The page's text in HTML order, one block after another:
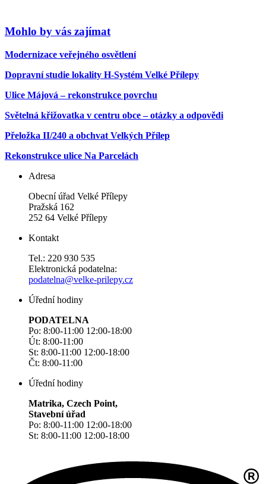
Mohlo by vás zajímat
Modernizace veřejného osvětlení
Dopravní studie lokality H-Systém Velké Přílepy
Ulice Májová – rekonstrukce povrchu
Světelná křižovatka v centru obce – otázky a odpovědi
Přeložka II/240 a obchvat Velkých Přílep
Rekonstrukce ulice Na Parcelách
Adresa
Obecní úřad Velké Přílepy
Pražská 162
252 64 Velké Přílepy
Kontakt
Tel.: 220 930 535
Elektronická podatelna:
podatelna@velke-prilepy.cz
Úřední hodiny
PODATELNA
Po: 8:00-11:00 12:00-18:00
Út: 8:00-11:00
St: 8:00-11:00 12:00-18:00
Čt: 8:00-11:00
Úřední hodiny
Matrika, Czech Point,
Stavební úřad
Po: 8:00-11:00 12:00-18:00
St: 8:00-11:00 12:00-18:00